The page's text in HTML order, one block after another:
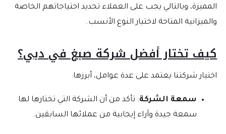
المميزة، وبالتالي يجب على العملاء تحديد احتياجاتهم الخاصة
والميزانية المتاحة لاختيار النوع الأنسب.
كيف تختار أفضل شركة صبغ في دبي؟
اختيار شركتنا يعتمد على عدة عوامل، أبرزها:
سمعة الشركة: تأكد من أن الشركة التي تختارها لها
سمعة جيدة وآراء إيجابية من عملائها السابقين.